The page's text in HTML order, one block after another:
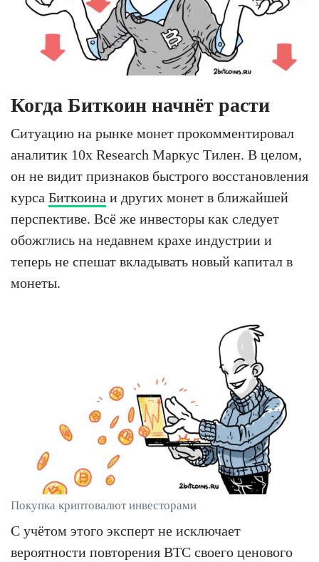
Когда Биткоин начнёт расти
Ситуацию на рынке монет прокомментировал
аналитик 10x Research Маркус Тилен. В целом,
он не видит признаков быстрого восстановления
курса Биткоина и других монет в ближайшей
перспективе. Всё же инвесторы как следует
обожглись на недавнем крахе индустрии и
теперь не спешат вкладывать новый капитал в
монеты.
Покупка криптовалют инвесторами
С учётом этого эксперт не исключает
вероятности повторения BTC своего ценового